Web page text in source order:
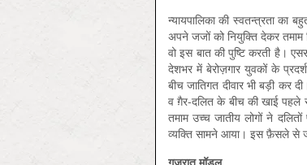
न्यायपालिका की स्वतन्त्रता का
अपने जजों को नियुक्ति देकर तमाम
वो इस बात की पुष्टि करती है।
देशभर में बेरोज़गार युवकों के
बीच जातिगत दीवार भी बड़ी
व ग़ैर-दलित के बीच की खाई
तमाम उच्च जातीय लोगों ने
व्यक्ति सामने आया। इस फ़ैसले से
गुजरात मॉडल